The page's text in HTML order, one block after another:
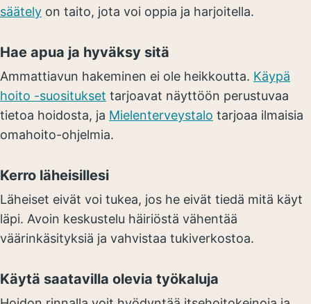
säätely on taito, jota voi oppia ja harjoitella.
Hae apua ja hyväksy sitä
Ammattiavun hakeminen ei ole heikkoutta. Käypä
hoito -suositukset tarjoavat näyttöön perustuvaa
tietoa hoidosta, ja Mielenterveystalo tarjoaa ilmaisia
omahoito-ohjelmia.
Kerro läheisillesi
Läheiset eivät voi tukea, jos he eivät tiedä mitä käyt
läpi. Avoin keskustelu häiriöstä vähentää
väärinkäsityksiä ja vahvistaa tukiverkostoa.
Käytä saatavilla olevia työkaluja